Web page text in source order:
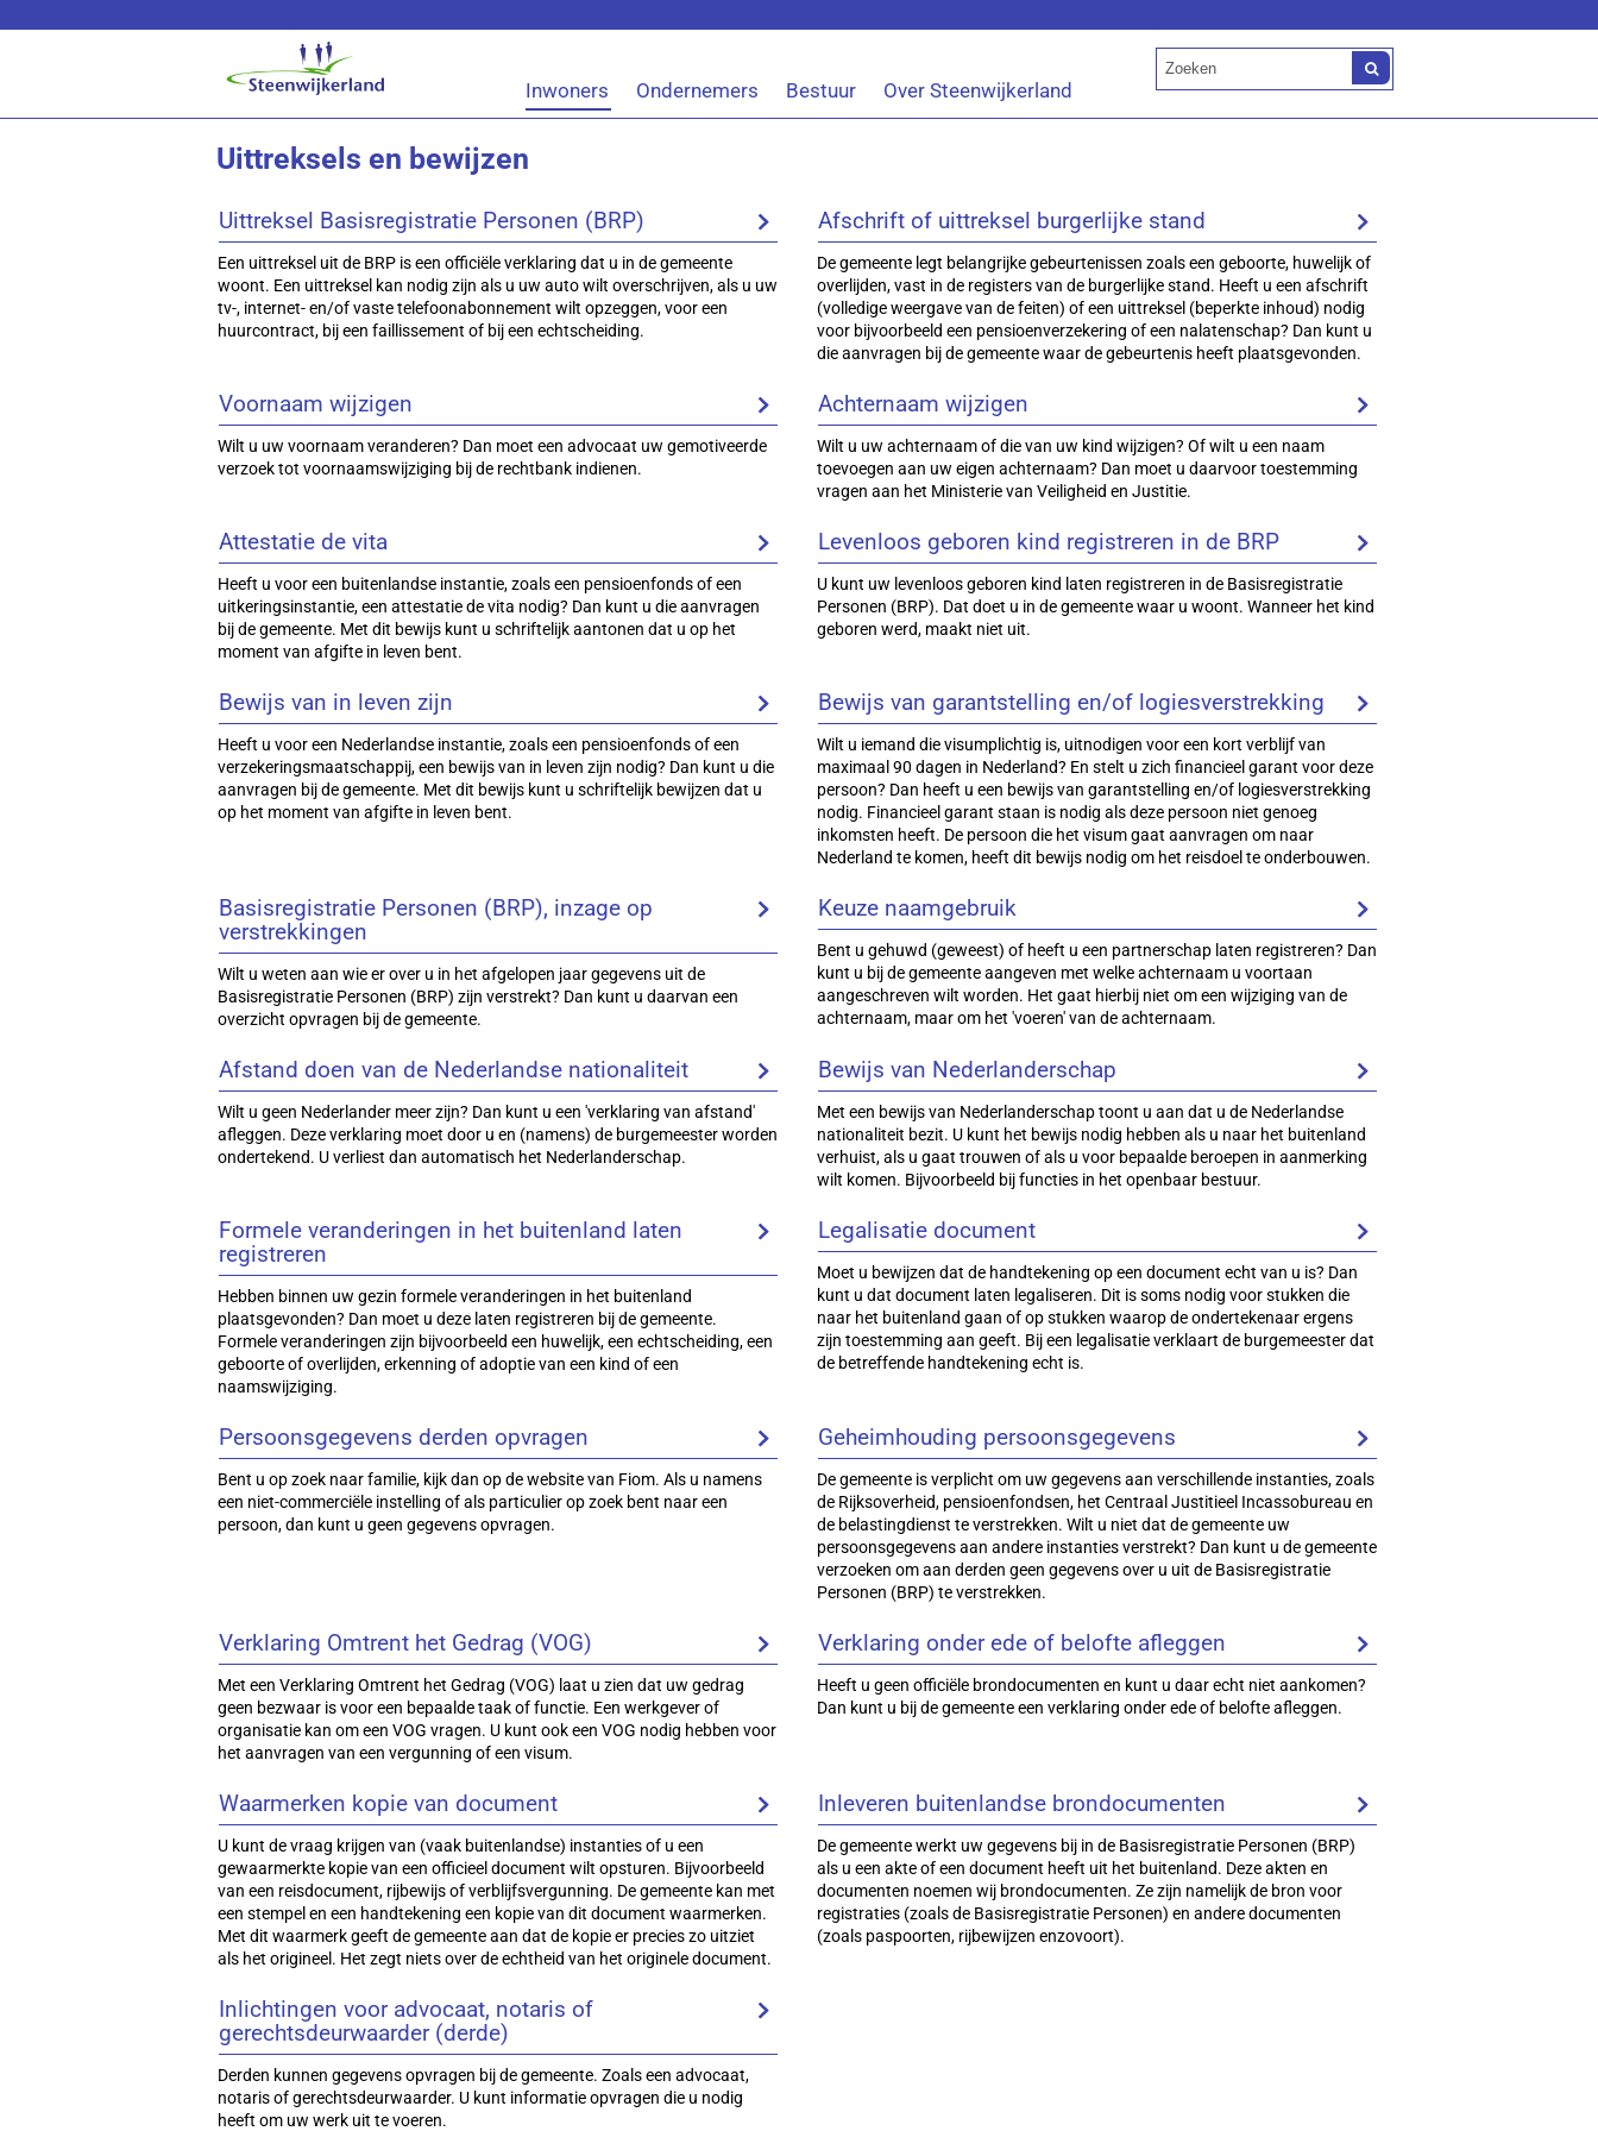
Inwoners Ondernemers Bestuur Over Steenwijkerland
Uittreksels en bewijzen
Uittreksel Basisregistratie Personen (BRP)
Een uittreksel uit de BRP is een officiële verklaring dat u in de gemeente
woont. Een uittreksel kan nodig zijn als u uw auto wilt overschrijven, als u uw
tv-, internet- en/of vaste telefoonabonnement wilt opzeggen, voor een
huurcontract, bij een faillissement of bij een echtscheiding.
Afschrift of uittreksel burgerlijke stand
De gemeente legt belangrijke gebeurtenissen zoals een geboorte, huwelijk of
overlijden, vast in de registers van de burgerlijke stand. Heeft u een afschrift
(volledige weergave van de feiten) of een uittreksel (beperkte inhoud) nodig
voor bijvoorbeeld een pensioenverzekering of een nalatenschap? Dan kunt u
die aanvragen bij de gemeente waar de gebeurtenis heeft plaatsgevonden.
Voornaam wijzigen
Wilt u uw voornaam veranderen? Dan moet een advocaat uw gemotiveerde
verzoek tot voornaamswijziging bij de rechtbank indienen.
Achternaam wijzigen
Wilt u uw achternaam of die van uw kind wijzigen? Of wilt u een naam
toevoegen aan uw eigen achternaam? Dan moet u daarvoor toestemming
vragen aan het Ministerie van Veiligheid en Justitie.
Attestatie de vita
Heeft u voor een buitenlandse instantie, zoals een pensioenfonds of een
uitkeringsinstantie, een attestatie de vita nodig? Dan kunt u die aanvragen
bij de gemeente. Met dit bewijs kunt u schriftelijk aantonen dat u op het
moment van afgifte in leven bent.
Levenloos geboren kind registreren in de BRP
U kunt uw levenloos geboren kind laten registreren in de Basisregistratie
Personen (BRP). Dat doet u in de gemeente waar u woont. Wanneer het kind
geboren werd, maakt niet uit.
Bewijs van in leven zijn
Heeft u voor een Nederlandse instantie, zoals een pensioenfonds of een
verzekeringsmaatschappij, een bewijs van in leven zijn nodig? Dan kunt u die
aanvragen bij de gemeente. Met dit bewijs kunt u schriftelijk bewijzen dat u
op het moment van afgifte in leven bent.
Bewijs van garantstelling en/of logiesverstrekking
Wilt u iemand die visumplichtig is, uitnodigen voor een kort verblijf van
maximaal 90 dagen in Nederland? En stelt u zich financieel garant voor deze
persoon? Dan heeft u een bewijs van garantstelling en/of logiesverstrekking
nodig. Financieel garant staan is nodig als deze persoon niet genoeg
inkomsten heeft. De persoon die het visum gaat aanvragen om naar
Nederland te komen, heeft dit bewijs nodig om het reisdoel te onderbouwen.
Basisregistratie Personen (BRP), inzage op
verstrekkingen
Wilt u weten aan wie er over u in het afgelopen jaar gegevens uit de
Basisregistratie Personen (BRP) zijn verstrekt? Dan kunt u daarvan een
overzicht opvragen bij de gemeente.
Keuze naamgebruik
Bent u gehuwd (geweest) of heeft u een partnerschap laten registreren? Dan
kunt u bij de gemeente aangeven met welke achternaam u voortaan
aangeschreven wilt worden. Het gaat hierbij niet om een wijziging van de
achternaam, maar om het 'voeren' van de achternaam.
Afstand doen van de Nederlandse nationaliteit
Wilt u geen Nederlander meer zijn? Dan kunt u een 'verklaring van afstand'
afleggen. Deze verklaring moet door u en (namens) de burgemeester worden
ondertekend. U verliest dan automatisch het Nederlanderschap.
Bewijs van Nederlanderschap
Met een bewijs van Nederlanderschap toont u aan dat u de Nederlandse
nationaliteit bezit. U kunt het bewijs nodig hebben als u naar het buitenland
verhuist, als u gaat trouwen of als u voor bepaalde beroepen in aanmerking
wilt komen. Bijvoorbeeld bij functies in het openbaar bestuur.
Formele veranderingen in het buitenland laten
registreren
Hebben binnen uw gezin formele veranderingen in het buitenland
plaatsgevonden? Dan moet u deze laten registreren bij de gemeente.
Formele veranderingen zijn bijvoorbeeld een huwelijk, een echtscheiding, een
geboorte of overlijden, erkenning of adoptie van een kind of een
naamswijziging.
Legalisatie document
Moet u bewijzen dat de handtekening op een document echt van u is? Dan
kunt u dat document laten legaliseren. Dit is soms nodig voor stukken die
naar het buitenland gaan of op stukken waarop de ondertekenaar ergens
zijn toestemming aan geeft. Bij een legalisatie verklaart de burgemeester dat
de betreffende handtekening echt is.
Persoonsgegevens derden opvragen
Bent u op zoek naar familie, kijk dan op de website van Fiom. Als u namens
een niet-commerciële instelling of als particulier op zoek bent naar een
persoon, dan kunt u geen gegevens opvragen.
Geheimhouding persoonsgegevens
De gemeente is verplicht om uw gegevens aan verschillende instanties, zoals
de Rijksoverheid, pensioenfondsen, het Centraal Justitieel Incassobureau en
de belastingdienst te verstrekken. Wilt u niet dat de gemeente uw
persoonsgegevens aan andere instanties verstrekt? Dan kunt u de gemeente
verzoeken om aan derden geen gegevens over u uit de Basisregistratie
Personen (BRP) te verstrekken.
Verklaring Omtrent het Gedrag (VOG)
Met een Verklaring Omtrent het Gedrag (VOG) laat u zien dat uw gedrag
geen bezwaar is voor een bepaalde taak of functie. Een werkgever of
organisatie kan om een VOG vragen. U kunt ook een VOG nodig hebben voor
het aanvragen van een vergunning of een visum.
Verklaring onder ede of belofte afleggen
Heeft u geen officiële brondocumenten en kunt u daar echt niet aankomen?
Dan kunt u bij de gemeente een verklaring onder ede of belofte afleggen.
Waarmerken kopie van document
U kunt de vraag krijgen van (vaak buitenlandse) instanties of u een
gewaarmerkte kopie van een officieel document wilt opsturen. Bijvoorbeeld
van een reisdocument, rijbewijs of verblijfsvergunning. De gemeente kan met
een stempel en een handtekening een kopie van dit document waarmerken.
Met dit waarmerk geeft de gemeente aan dat de kopie er precies zo uitziet
als het origineel. Het zegt niets over de echtheid van het originele document.
Inleveren buitenlandse brondocumenten
De gemeente werkt uw gegevens bij in de Basisregistratie Personen (BRP)
als u een akte of een document heeft uit het buitenland. Deze akten en
documenten noemen wij brondocumenten. Ze zijn namelijk de bron voor
registraties (zoals de Basisregistratie Personen) en andere documenten
(zoals paspoorten, rijbewijzen enzovoort).
Inlichtingen voor advocaat, notaris of
gerechtsdeurwaarder (derde)
Derden kunnen gegevens opvragen bij de gemeente. Zoals een advocaat,
notaris of gerechtsdeurwaarder. U kunt informatie opvragen die u nodig
heeft om uw werk uit te voeren.